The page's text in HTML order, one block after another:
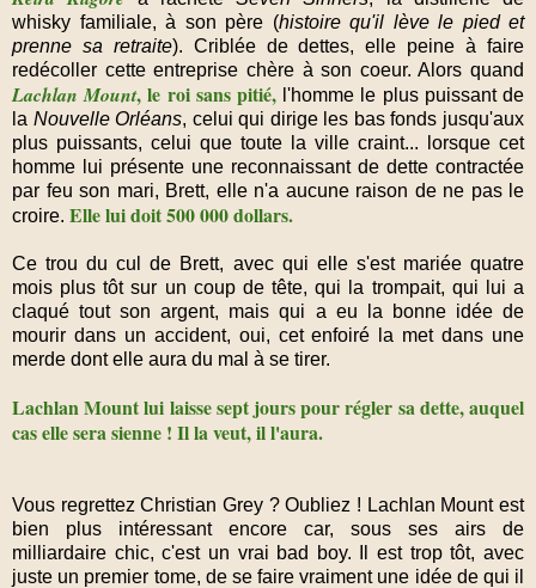
whisky familiale, à son père (histoire qu'il lève le pied et
prenne sa retraite). Criblée de dettes, elle peine à faire
redécoller cette entreprise chère à son coeur. Alors quand
Lachlan Mount, le roi sans pitié, l'homme le plus puissant de
la Nouvelle Orléans, celui qui dirige les bas fonds jusqu'aux
plus puissants, celui que toute la ville craint... lorsque cet
homme lui présente une reconnaissant de dette contractée
par feu son mari, Brett, elle n'a aucune raison de ne pas le
croire. Elle lui doit 500 000 dollars.
Ce trou du cul de Brett, avec qui elle s'est mariée quatre
mois plus tôt sur un coup de tête, qui la trompait, qui lui a
claqué tout son argent, mais qui a eu la bonne idée de
mourir dans un accident, oui, cet enfoiré la met dans une
merde dont elle aura du mal à se tirer.
Lachlan Mount lui laisse sept jours pour régler sa dette, auquel
cas elle sera sienne ! Il la veut, il l'aura.
Vous regrettez Christian Grey ? Oubliez ! Lachlan Mount est
bien plus intéressant encore car, sous ses airs de
milliardaire chic, c'est un vrai bad boy. Il est trop tôt, avec
juste un premier tome, de se faire vraiment une idée de qui il